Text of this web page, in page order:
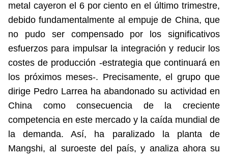
metal cayeron el 6 por ciento en el último trimestre,
debido fundamentalmente al empuje de China, que
no pudo ser compensado por los significativos
esfuerzos para impulsar la integración y reducir los
costes de producción -estrategia que continuará en
los próximos meses-. Precisamente, el grupo que
dirige Pedro Larrea ha abandonado su actividad en
China como consecuencia de la creciente
competencia en este mercado y la caída mundial de
la demanda. Así, ha paralizado la planta de
Mangshi, al suroeste del país, y analiza ahora su